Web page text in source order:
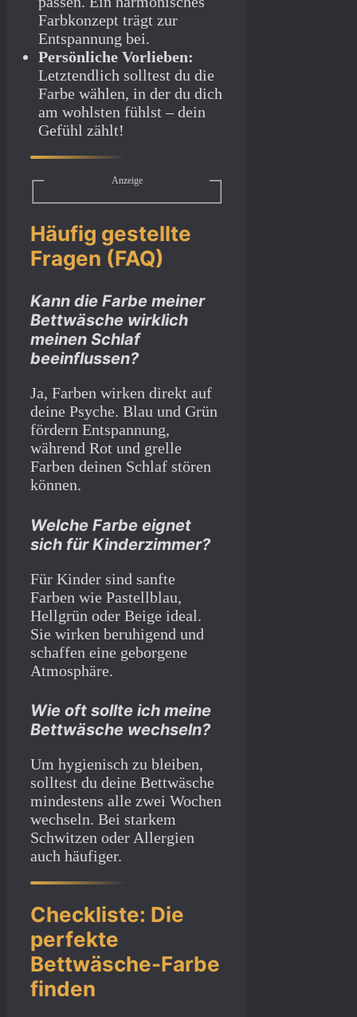
Farbkonzept trägt zur
Entspannung bei.
Persönliche Vorlieben:
Letztendlich solltest du die
Farbe wählen, in der du dich
am wohlsten fühlst – dein
Gefühl zählt!
Anzeige
Häufig gestellte
Fragen (FAQ)
Kann die Farbe meiner
Bettwäsche wirklich
meinen Schlaf
beeinflussen?
Ja, Farben wirken direkt auf
deine Psyche. Blau und Grün
fördern Entspannung,
während Rot und grelle
Farben deinen Schlaf stören
können.
Welche Farbe eignet
sich für Kinderzimmer?
Für Kinder sind sanfte
Farben wie Pastellblau,
Hellgrün oder Beige ideal.
Sie wirken beruhigend und
schaffen eine geborgene
Atmosphäre.
Wie oft sollte ich meine
Bettwäsche wechseln?
Um hygienisch zu bleiben,
solltest du deine Bettwäsche
mindestens alle zwei Wochen
wechseln. Bei starkem
Schwitzen oder Allergien
auch häufiger.
Checkliste: Die
perfekte
Bettwäsche-Farbe
finden